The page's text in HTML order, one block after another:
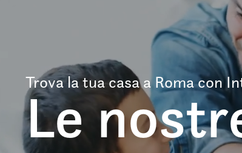
Trova la tua casa a Roma con
Le